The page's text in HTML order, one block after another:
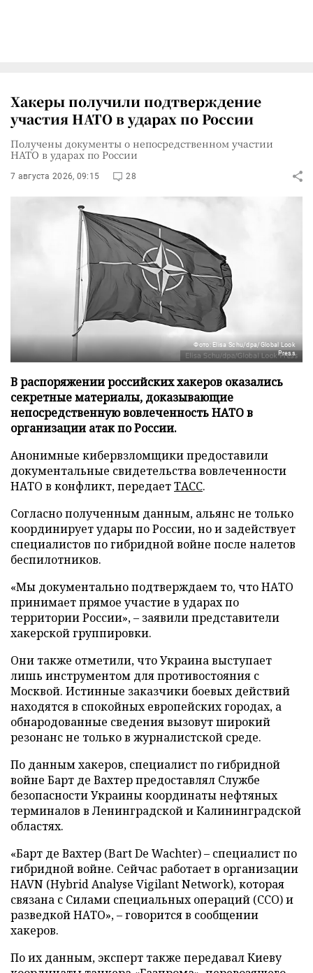
Хакеры получили подтверждение
участия НАТО в ударах по России
Получены документы о непосредственном участии
НАТО в ударах по России
7 августа 2026, 09:15 28
Фото: Elisa Schu/dpa/Global Look
Press
В распоряжении российских хакеров оказались
секретные материалы, доказывающие
непосредственную вовлеченность НАТО в
организации атак по России.
Анонимные кибервзломщики предоставили
документальные свидетельства вовлеченности
НАТО в конфликт, передаетТАСС.
Согласно полученным данным, альянс не только
координирует удары по России, но и задействует
специалистов по гибридной войне после налетов
беспилотников.
«Мы документально подтверждаем то, что НАТО
принимает прямое участие в ударах по
территории России», – заявили представители
хакерской группировки.
Они также отметили, что Украина выступает
лишь инструментом для противостояния с
Москвой. Истинные заказчики боевых действий
находятся в спокойных европейских городах, а
обнародованные сведения вызовут широкий
резонанс не только в журналистской среде.
По данным хакеров, специалист по гибридной
войне Барт де Вахтер предоставлял Службе
безопасности Украины координаты нефтяных
терминалов в Ленинградской и Калининградской
областях.
«Барт де Вахтер (Bart De Wachter) – специалист по
гибридной войне. Сейчас работает в организации
HAVN (Hybrid Analyse Vigilant Network), которая
связана с Силами специальных операций (ССО) и
разведкой НАТО», – говорится в сообщении
хакеров.
По их данным, эксперт также передавал Киеву